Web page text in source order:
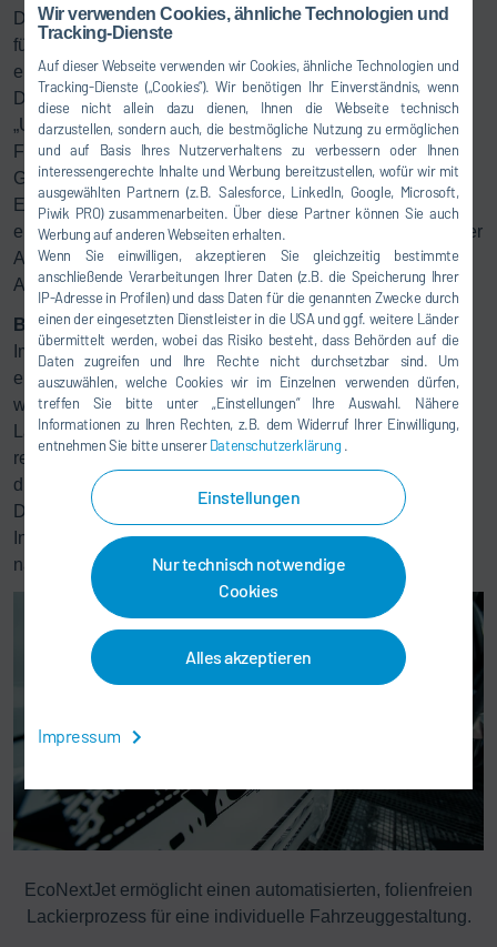
Wir verwenden Cookies, ähnliche Technologien und
Tracking-Dienste
Auf dieser Webseite verwenden wir Cookies, ähnliche Technologien und
Tracking-Dienste („Cookies“). Wir benötigen Ihr Einverständnis, wenn
diese nicht allein dazu dienen, Ihnen die Webseite technisch
darzustellen, sondern auch, die bestmögliche Nutzung zu ermöglichen
und auf Basis Ihres Nutzerverhaltens zu verbessern oder Ihnen
interessengerechte Inhalte und Werbung bereitzustellen, wofür wir mit
ausgewählten Partnern (z.B. Salesforce, LinkedIn, Google, Microsoft,
Piwik PRO) zusammenarbeiten. Über diese Partner können Sie auch
Werbung auf anderen Webseiten erhalten.
Wenn Sie einwilligen, akzeptieren Sie gleichzeitig bestimmte
anschließende Verarbeitungen Ihrer Daten (z.B. die Speicherung Ihrer
IP-Adresse in Profilen) und dass Daten für die genannten Zwecke durch
einen der eingesetzten Dienstleister in die USA und ggf. weitere Länder
übermittelt werden, wobei das Risiko besteht, dass Behörden auf die
Daten zugreifen und Ihre Rechte nicht durchsetzbar sind. Um
auszuwählen, welche Cookies wir im Einzelnen verwenden dürfen,
treffen Sie bitte unter „Einstellungen“ Ihre Auswahl. Nähere
Informationen zu Ihren Rechten, z.B. dem Widerruf Ihrer Einwilligung,
entnehmen Sie bitte unsererDatenschutzerklärung .
Einstellungen
Nur technisch notwendige
Cookies
Alles akzeptieren
Impressum
Dürr übernahm Prozessintegration, Robotik und Software
für den Lackierprozess. Der Lackhersteller Axalta
entwickelte die passenden Lacke und der
Druckkopfhersteller XAAR steuerte den Druckkopf bei.
„Unsere Kunden wollen, dass ihre Designer mehr
Freiheiten bekommen – vor allem bei hochauflösenden
Grafiken. Die Partnerschaft mit Axalta und XAAR hat die
Entwicklungszeit deutlich verkürzt und es erst ermöglicht,
ein Komplettsystem anzubieten, das den Anforderungen der
Automobilindustrie entspricht“, sagt Frank Herre, Director
Automotive (Paint Shop) bei Dürr.
Bereit für die Praxis
Im Testcenter von Dürr in Bietigheim stehtEcoNextJet für
erste Tests zur Verfügung. Dort können Hersteller prüfen,
wie Grafiken und Muster in einem automatisierten
Lackierprozess entstehen, bei dem Folien entfallen, Abfall
reduziert und Arbeitszeit gespart wird. Gleichzeitig eröffnet
die hohe Auflösung neue Freiräume für die Gestaltung.
Damit ist
Eco
NextJet nicht nur eine technologische
Innovation, sondern auch ein Weg zu effizienteren und
nachhaltigeren Prozessen in der Fahrzeugproduktion.
EcoNextJet ermöglicht einen automatisierten, folienfreien
Lackierprozess für eine individuelle Fahrzeuggestaltung.